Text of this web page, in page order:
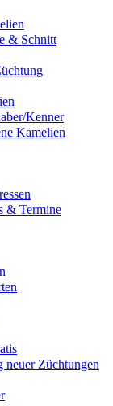
& Schnitt
Kenner
Kamelien
& Termine
Züchtungen